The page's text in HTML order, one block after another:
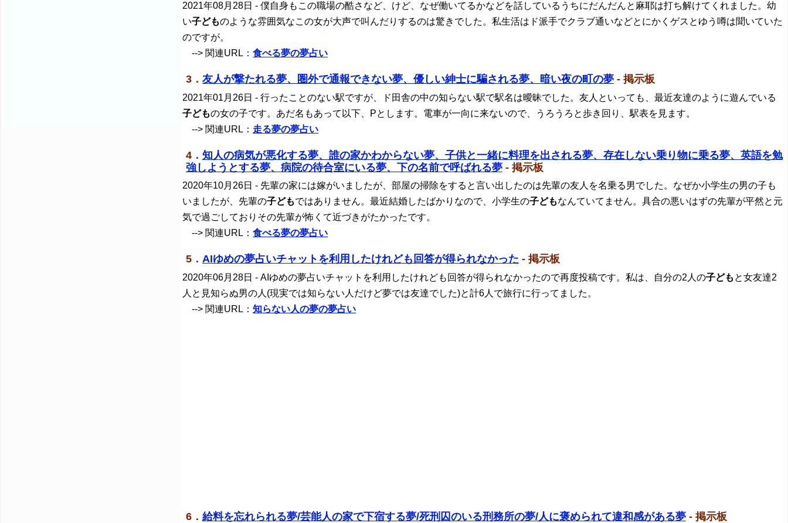
2021年08月28日 - 僕自身もこの職場の酷さなど、けど、なぜ働いてるかなどを話しているうちにだんだんと麻耶は打ち解けてくれました。幼
い子どものような雰囲気なこの女が大声で叫んだりするのは驚きでした。私生活はド派手でクラブ通いなどとにかくゲスとゆう噂は聞いていた
のですが。
--> 関連URL：食べる夢の夢占い
3． 友人が撃たれる夢、圏外で通報できない夢、優しい紳士に騙される夢、暗い夜の町の夢- 掲示板
2021年01月26日 - 行ったことのない駅ですが、ド田舎の中の知らない駅で駅名は曖昧でした。友人といっても、最近友達のように遊んでいる
子どもの女の子です。あだ名もあって以下、Pとします。電車が一向に来ないので、うろうろと歩き回り、駅表を見ます。
--> 関連URL： 走る夢の夢占い
4． 知人の病気が悪化する夢、誰の家かわからない夢、子供と一緒に料理を出される夢、存在しない乗り物に乗る夢、英語を勉
強しようとする夢、病院の待合室にいる夢、下の名前で呼ばれる夢- 掲示板
2020年10月26日 - 先輩の家には嫁がいましたが、部屋の掃除をすると言い出したのは先輩の友人を名乗る男でした。なぜか小学生の男の子も
いましたが、先輩の子どもではありません。最近結婚したばかりなので、小学生の子どもなんていてません。具合の悪いはずの先輩が平然と元
気で過ごしておりその先輩が怖くて近づきがたかったです。
--> 関連URL：食べる夢の夢占い
5． AIゆめの夢占いチャットを利用したけれども回答が得られなかった - 掲示板
2020年06月28日 - AIゆめの夢占いチャットを利用したけれども回答が得られなかったので再度投稿です。私は、自分の2人の子ども と女友達2
人と見知らぬ男の人(現実では知らない人だけど夢では友達でした)と計6人で旅行に行ってました。
--> 関連URL：知らない人の夢の夢占い
6． 給料を忘れられる夢/芸能人の家で下宿する夢/死刑囚のいる刑務所の夢/人に褒められて違和感がある夢- 掲示板